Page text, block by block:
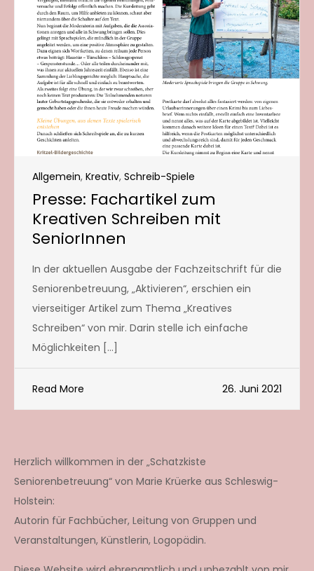
Allgemein, Kreativ, Schreib-Spiele
Presse: Fachartikel zum
Kreativen Schreiben mit
SeniorInnen
In der aktuellen Ausgabe der Fachzeitschrift für die
Seniorenbetreuung, „Aktivieren“, erschien ein
vierseitiger Artikel zum Thema „Kreatives
Schreiben“ von mir. Darin stelle ich einfache
Möglichkeiten […]
Read More 26. Juni 2021
Herzlich willkommen in der „Schatzkiste
Seniorenbetreuung“ von Marie Krüerke aus Schleswig-
Holstein:
Autorin für Fachbücher, Leitung von Gruppen und
Veranstaltungen, Künstlerin, Logopädin.